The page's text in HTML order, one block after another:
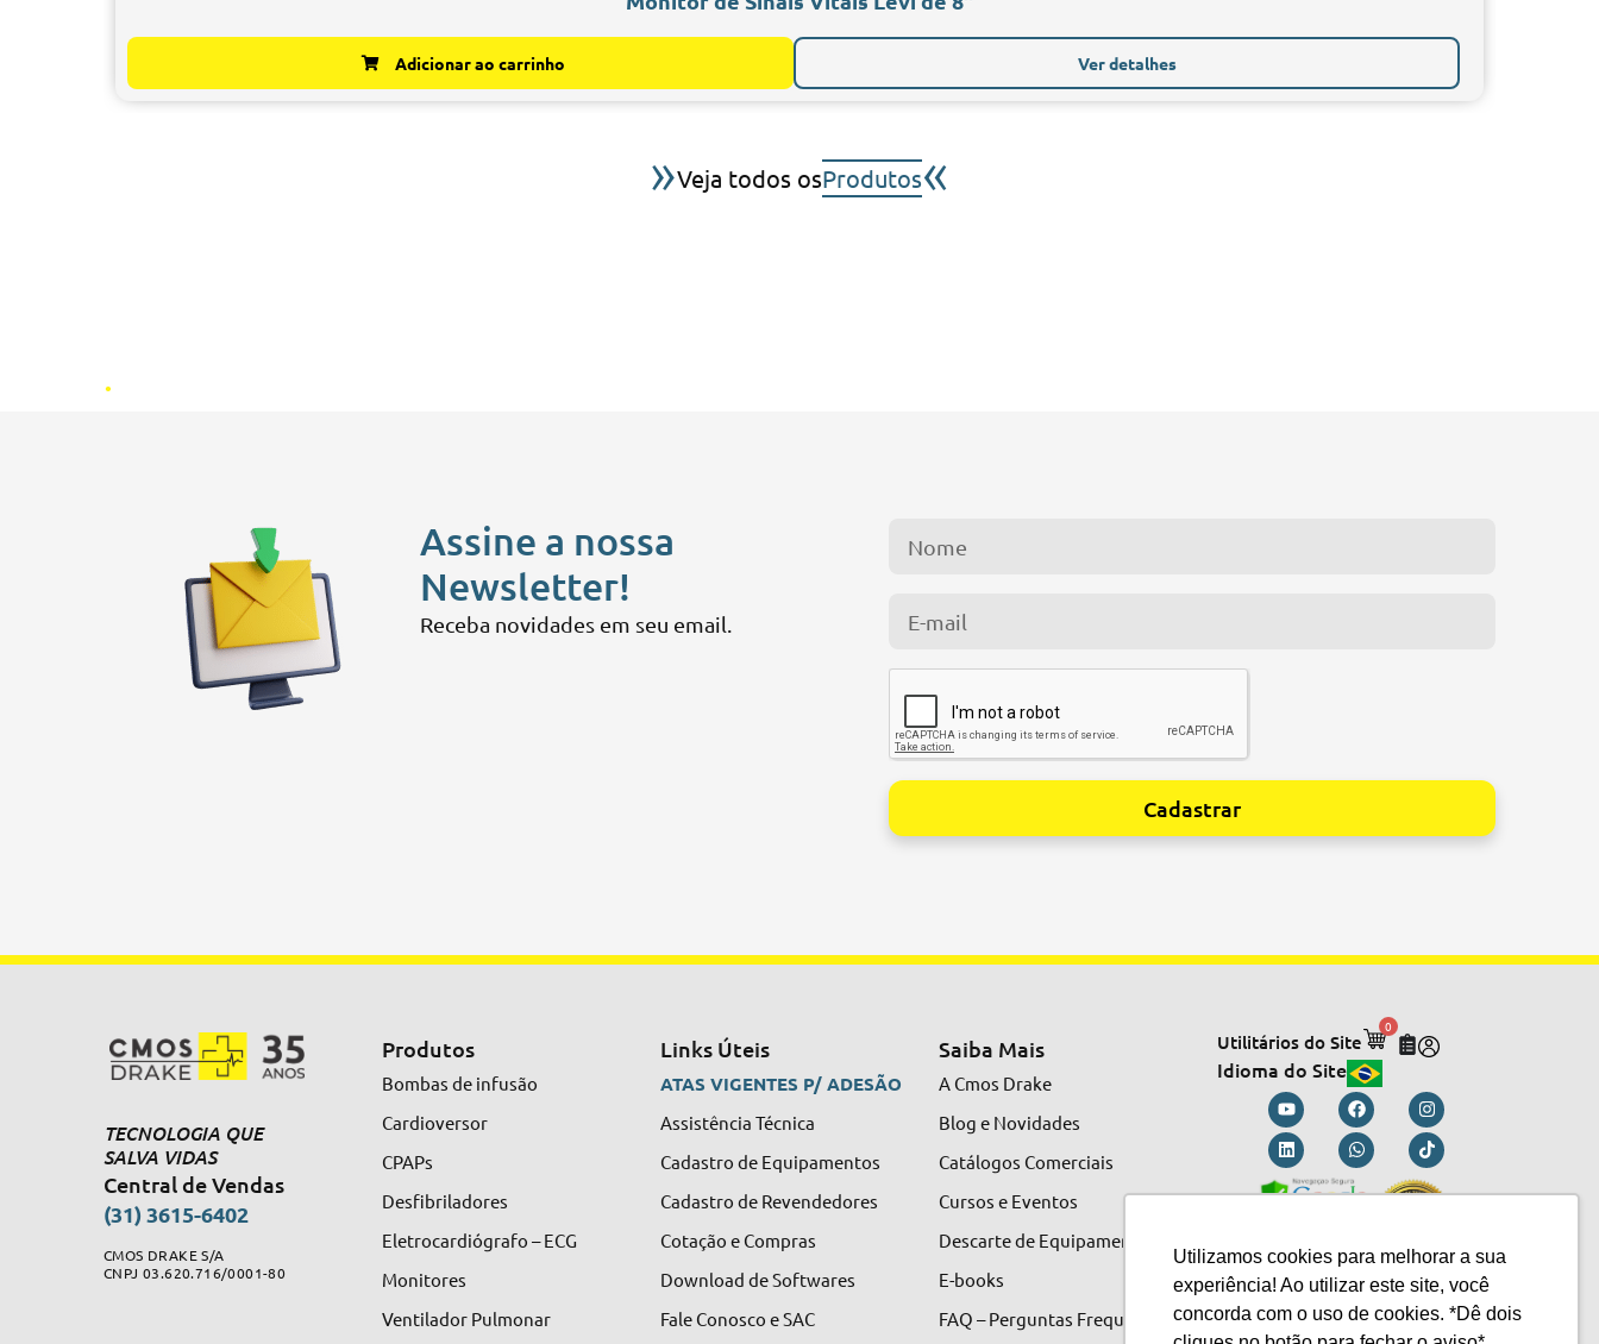
Utilizamos cookies para melhorar a sua
experiência! Ao utilizar este site, você
concorda com o uso de cookies. *Dê dois
Adicionar ao carrinho Ver detalhes
»Veja todos osProdutos«
.
Assine a nossa
Newsletter!
Receba novidades em seu email.
Cadastrar
TECNOLOGIA QUE
SALVA VIDAS
Central de Vendas
(31) 3615-6402
CMOS DRAKE S/A
CNPJ 03.620.716/0001-80
Produtos
Bombas de infusão
Cardioversor
CPAPs
Desfibriladores
Eletrocardiógrafo – ECG
Monitores
Ventilador Pulmonar
Links Úteis
ATAS VIGENTES P/ ADESÃO
Assistência Técnica
Cadastro de Equipamentos
Cadastro de Revendedores
Cotação e Compras
Download de Softwares
Fale Conosco e SAC
Saiba Mais
A Cmos Drake
Blog e Novidades
Catálogos Comerciais
Cursos e Eventos
Descarte de Equipamentos
E-books
FAQ – Perguntas Frequentes
Utilitários do Site
0
Idioma do Site